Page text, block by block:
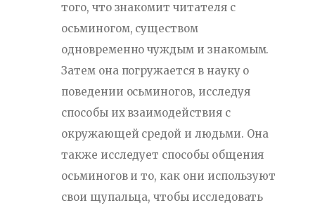
того, что знакомит читателя с
осьминогом, существом
одновременно чуждым и знакомым.
Затем она погружается в науку о
поведении осьминогов, исследуя
способы их взаимодействия с
окружающей средой и людьми. Она
также исследует способы общения
осьминогов и то, как они используют
свои щупальца, чтобы исследовать